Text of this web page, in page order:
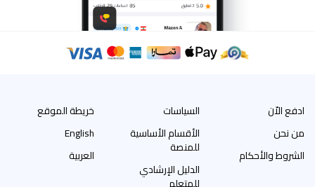
ادفع الاّن
من نحن
الشروط والأحكام
السياسات
الأقسام الأساسية
للمنصة
الدليل الإرشادي
خريطة الموقع
English
العربية